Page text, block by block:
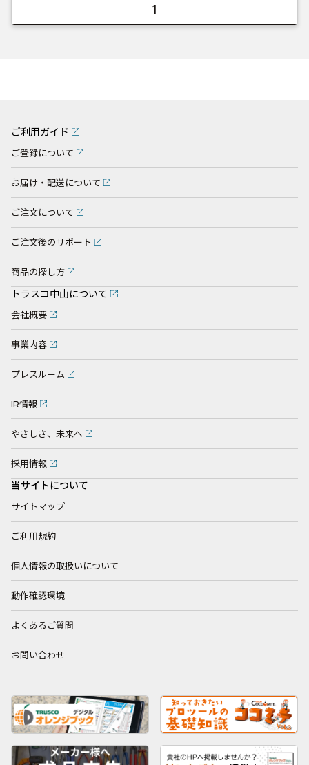
1
ご利用ガイド
ご登録について
お届け・配送について
ご注文について
ご注文後のサポート
商品の探し方
トラスコ中山について
会社概要
事業内容
プレスルーム
IR情報
やさしさ、未来へ
採用情報
当サイトについて
サイトマップ
ご利用規約
個人情報の取扱いについて
動作確認環境
よくあるご質問
お問い合わせ